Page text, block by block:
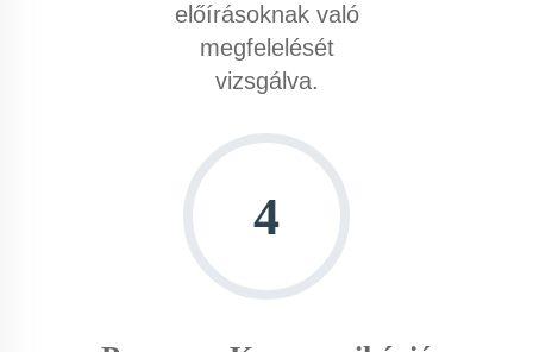
előírásoknak való
megfelelését
vizsgálva.
4